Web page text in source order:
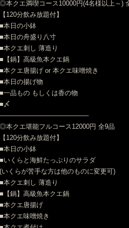
◎本クエ満喫コース10000円(4名様以上～)
【120分飲み放題付】
■本日の小鉢
■本日の舟盛り八寸
■本クエ刺し 薄造り
■【鍋】高級魚本クエ鍋
■本クエ唐揚げ or 本クエ味噌焼き
■本日の揚げ物
■一品もの もしくは香の物
■〆
—————————————–
◎本クエ堪能フルコース12000円 全9品
【120分飲み放題付】
■本日の小鉢
■いくらと海鮮たっぷりのサラダ
(いくらが苦手な方は他のものに変更可)
■本クエ刺し 薄造り
■【鍋】高級魚本クエ鍋
■本クエ唐揚げ
■本クエ味噌焼き